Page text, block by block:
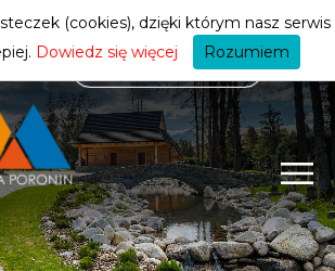
(cookies), dzięki którym nasz serwis
Dowiedz się więcej Rozumiem